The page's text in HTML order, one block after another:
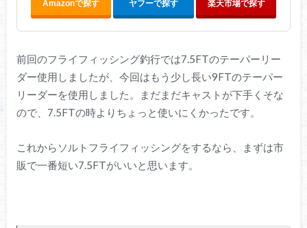
Amazonで探す ヤフーで探す 楽天市場で探す
前回のフライフィッシング釣行では7.5FTのテーパーリー
ダー使用しましたが、今回はもう少し長い9FTのテーパー
リーダーを使用しました。まだまだキャストが下手くそな
ので、7.5FTの時よりちょっと使いにくかったです。
これからソルトフライフィッシングをするなら、まずは市
販で一番短い7.5FTがいいと思います。